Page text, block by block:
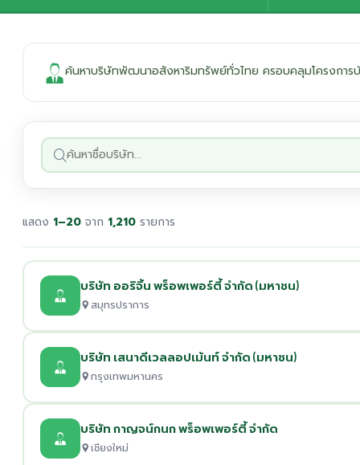
ค้นหาบริษัทพัฒนาอสังหาริมทรัพย์ทั่วไทย ครอบคลุมโครงการ
แสดง 1–20 จาก 1,210 รายการ
บริษัท ออริจิ้น พร็อพเพอร์ตี้ จำกัด (มหาชน)
สมุทรปราการ
บริษัท เสนาดีเวลลอปเม้นท์ จำกัด (มหาชน)
กรุงเทพมหานคร
บริษัท กาญจน์กนก พร็อพเพอร์ตี้ จำกัด
เชียงใหม่